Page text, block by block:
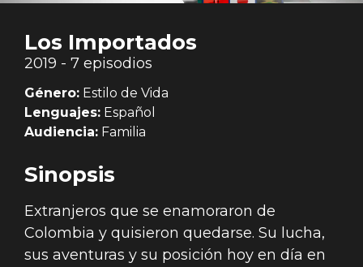
Los Importados
2019 - 7 episodios
Género: Estilo de Vida
Lenguajes: Español
Audiencia: Familia
Sinopsis
Extranjeros que se enamoraron de
Colombia y quisieron quedarse. Su lucha,
sus aventuras y su posición hoy en día en